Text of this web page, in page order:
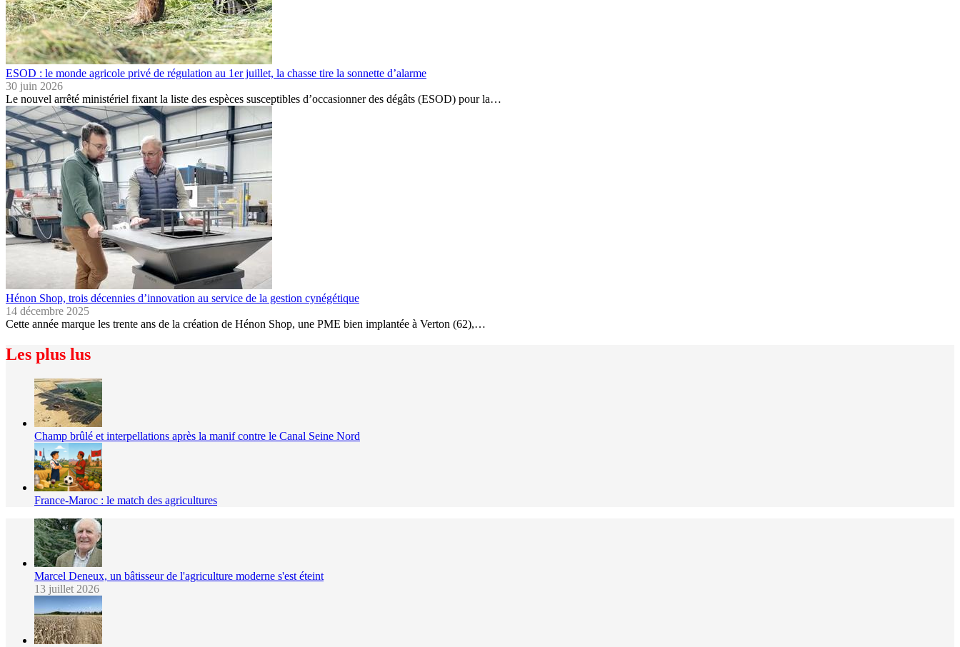
ESOD : le monde agricole privé de régulation au 1er juillet, la chasse tire la sonnette d’alarme
30 juin 2026
Le nouvel arrêté ministériel fixant la liste des espèces susceptibles d’occasionner des dégâts (ESOD) pour la…
Hénon Shop, trois décennies d’innovation au service de la gestion cynégétique
14 décembre 2025
Cette année marque les trente ans de la création de Hénon Shop, une PME bien implantée à Verton (62),…
Les plus lus
Champ brûlé et interpellations après la manif contre le Canal Seine Nord
France-Maroc : le match des agricultures
Marcel Deneux, un bâtisseur de l'agriculture moderne s'est éteint
13 juillet 2026